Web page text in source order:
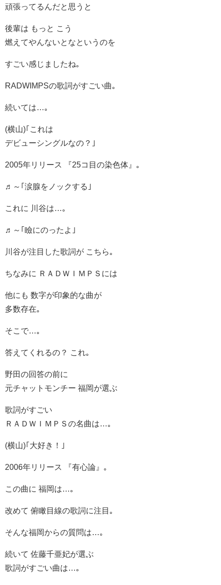
頑張ってるんだと思うと
後輩は もっと こう
燃えてやんないとなというのを
すごい感じましたね｡
RADWIMPSの歌詞がすごい曲｡
続いては…｡
(横山)｢これは
デビューシングルなの？｣
2005年リリース 『25コ目の染色体』｡
♬～｢涙腺をノックする｣
これに 川谷は…｡
♬～｢瞼にのったよ｣
川谷が注目した歌詞が こちら｡
ちなみに ＲＡＤＷＩＭＰＳには
他にも 数字が印象的な曲が
多数存在｡
そこで…｡
答えてくれるの？ これ｡
野田の回答の前に
元チャットモンチー 福岡が選ぶ
歌詞がすごい
ＲＡＤＷＩＭＰＳの名曲は…｡
(横山)｢大好き！｣
2006年リリース 『有心論』｡
この曲に 福岡は…｡
改めて 俯瞰目線の歌詞に注目｡
そんな福岡からの質問は…｡
続いて 佐藤千亜妃が選ぶ
歌詞がすごい曲は…｡